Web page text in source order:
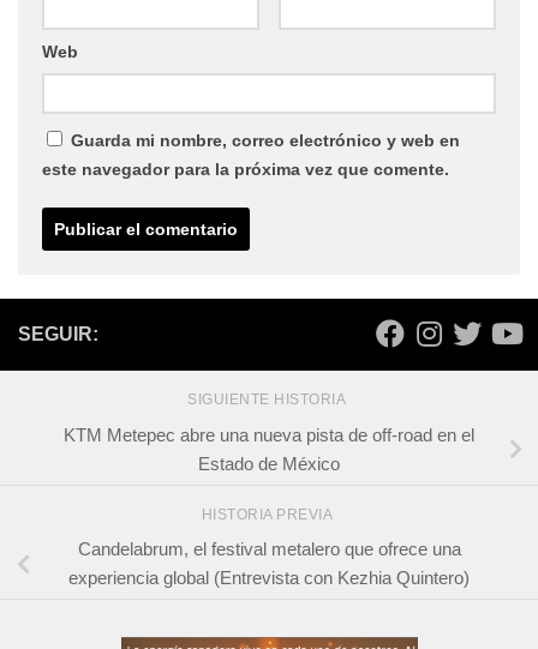
Web
Guarda mi nombre, correo electrónico y web en
este navegador para la próxima vez que comente.
SEGUIR:
SIGUIENTE HISTORIA
KTM Metepec abre una nueva pista de off-road en el
Estado de México
HISTORIA PREVIA
Candelabrum, el festival metalero que ofrece una
experiencia global (Entrevista con Kezhia Quintero)